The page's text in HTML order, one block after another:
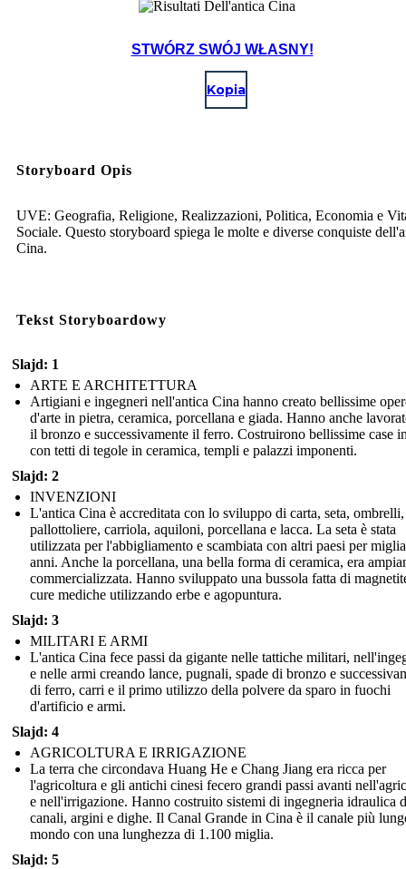
STWÓRZ SWÓJ WŁASNY!
Kopia
Storyboard Opis
UVE: Geografia, Religione, Realizzazioni, Politica, Economia e
Sociale. Questo storyboard spiega le molte e diverse conquiste
Cina.
Tekst Storyboardowy
Slajd: 1
ARTE E ARCHITETTURA
Artigiani e ingegneri nell'antica Cina hanno creato bellissime
d'arte in pietra, ceramica, porcellana e giada. Hanno anche
il bronzo e successivamente il ferro. Costruirono bellissime case
con tetti di tegole in ceramica, templi e palazzi imponenti.
Slajd: 2
INVENZIONI
L'antica Cina è accreditata con lo sviluppo di carta, seta, ombrelli,
pallottoliere, carriola, aquiloni, porcellana e lacca. La seta è stata
utilizzata per l'abbigliamento e scambiata con altri paesi per
anni. Anche la porcellana, una bella forma di ceramica, era
commercializzata. Hanno sviluppato una bussola fatta di
cure mediche utilizzando erbe e agopuntura.
Slajd: 3
MILITARI E ARMI
L'antica Cina fece passi da gigante nelle tattiche militari,
e nelle armi creando lance, pugnali, spade di bronzo e
di ferro, carri e il primo utilizzo della polvere da sparo in fuochi
d'artificio e armi.
Slajd: 4
AGRICOLTURA E IRRIGAZIONE
La terra che circondava Huang He e Chang Jiang era ricca per
l'agricoltura e gli antichi cinesi fecero grandi passi avanti
e nell'irrigazione. Hanno costruito sistemi di ingegneria idraulica
canali, argini e dighe. Il Canal Grande in Cina è il canale più
mondo con una lunghezza di 1.100 miglia.
Slajd: 5